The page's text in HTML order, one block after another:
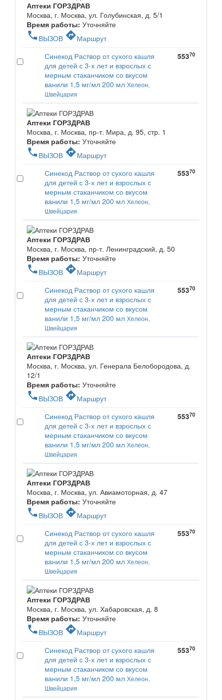
Аптеки ГОРЗДРАВ
Москва, г. Москва, ул. Голубинская, д. 5/1
Время работы: Уточняйте
phone ВЫЗОВ directionsМаршрут
Синекод Раствор от сухого кашля
для детей с 3-х лет и взрослых с
мерным стаканчиком со вкусом
ванили 1,5 мг/мл 200 мл Хелеон,
Швейцария
55370
Аптеки ГОРЗДРАВ
Москва, г. Москва, пр-т. Мира, д. 95, стр. 1
Время работы: Уточняйте
phone ВЫЗОВ directionsМаршрут
Синекод Раствор от сухого кашля
для детей с 3-х лет и взрослых с
мерным стаканчиком со вкусом
ванили 1,5 мг/мл 200 мл Хелеон,
Швейцария
55370
Аптеки ГОРЗДРАВ
Москва, г. Москва, пр-т. Ленинградский, д. 50
Время работы: Уточняйте
phone ВЫЗОВ directionsМаршрут
Синекод Раствор от сухого кашля
для детей с 3-х лет и взрослых с
мерным стаканчиком со вкусом
ванили 1,5 мг/мл 200 мл Хелеон,
Швейцария
55370
Аптеки ГОРЗДРАВ
Москва, г. Москва, ул. Генерала Белобородова, д.
12/1
Время работы: Уточняйте
phone ВЫЗОВ directionsМаршрут
Синекод Раствор от сухого кашля
для детей с 3-х лет и взрослых с
мерным стаканчиком со вкусом
ванили 1,5 мг/мл 200 мл Хелеон,
Швейцария
55370
Аптеки ГОРЗДРАВ
Москва, г. Москва, ул. Авиамоторная, д. 47
Время работы: Уточняйте
phone ВЫЗОВ directionsМаршрут
Синекод Раствор от сухого кашля
для детей с 3-х лет и взрослых с
мерным стаканчиком со вкусом
ванили 1,5 мг/мл 200 мл Хелеон,
Швейцария
55370
Аптеки ГОРЗДРАВ
Москва, г. Москва, ул. Хабаровская, д. 8
Время работы: Уточняйте
phone ВЫЗОВ directionsМаршрут
Синекод Раствор от сухого кашля
для детей с 3-х лет и взрослых с
мерным стаканчиком со вкусом
ванили 1,5 мг/мл 200 мл Хелеон,
Швейцария
55370